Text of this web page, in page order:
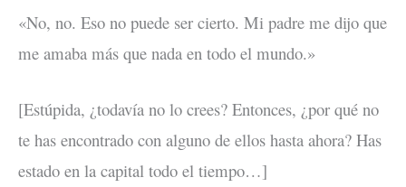
«No, no. Eso no puede ser cierto. Mi padre me dijo que
me amaba más que nada en todo el mundo.»
[Estúpida, ¿todavía no lo crees? Entonces, ¿por qué no
te has encontrado con alguno de ellos hasta ahora? Has
estado en la capital todo el tiempo…]